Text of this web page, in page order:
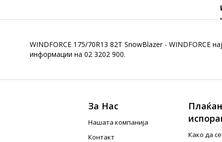
WINDFORCE 175/70R13 82T SnowBlazer - WINDFORCE
информации на 02 3202 900.
За Нас
Нашата компанија
Контакт
Како да